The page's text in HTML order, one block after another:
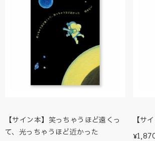
【サイン本】笑っちゃうほど遠くっ
て、光っちゃうほど近かった
【サ
¥